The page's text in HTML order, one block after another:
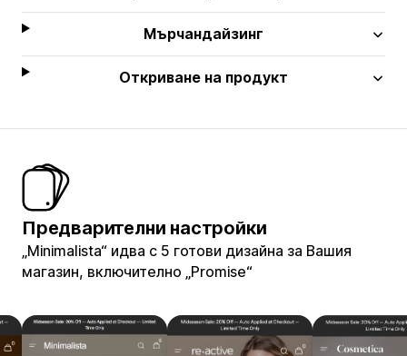
Мърчандайзинг
Откриване на продукт
Предварителни настройки
„Minimalista“ идва с 5 готови дизайна за Вашия
магазин, включително „Promise“